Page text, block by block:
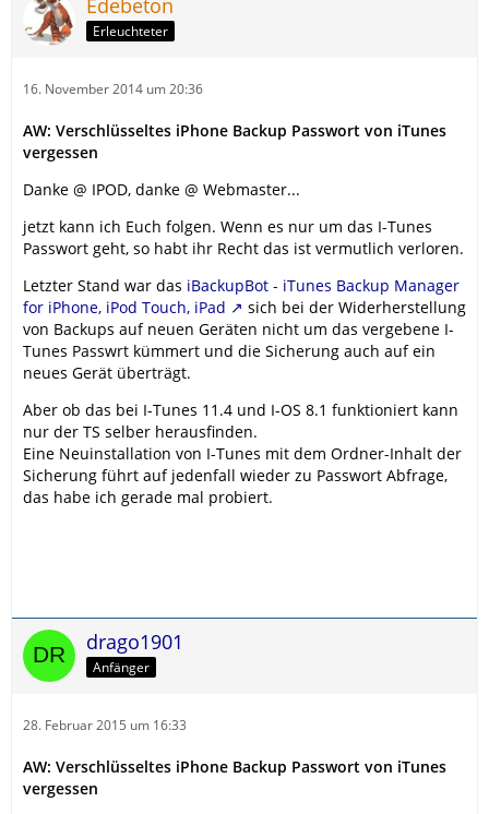
Edebeton
Erleuchteter
16. November 2014 um 20:36
AW: Verschlüsseltes iPhone Backup Passwort von iTunes
vergessen
Danke @ IPOD, danke @ Webmaster...
jetzt kann ich Euch folgen. Wenn es nur um das I-Tunes
Passwort geht, so habt ihr Recht das ist vermutlich verloren.
Letzter Stand war das iBackupBot - iTunes Backup Manager
for iPhone, iPod Touch, iPad
sich bei der Widerherstellung
von Backups auf neuen Geräten nicht um das vergebene I-
Tunes Passwrt kümmert und die Sicherung auch auf ein
neues Gerät überträgt.
Aber ob das bei I-Tunes 11.4 und I-OS 8.1 funktioniert kann
nur der TS selber herausfinden.
Eine Neuinstallation von I-Tunes mit dem Ordner-Inhalt der
Sicherung führt auf jedenfall wieder zu Passwort Abfrage,
das habe ich gerade mal probiert.
drago1901
Anfänger
28. Februar 2015 um 16:33
AW: Verschlüsseltes iPhone Backup Passwort von iTunes
vergessen